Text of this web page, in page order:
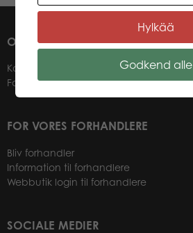
OM OS
Kontakter
Forhandlere
FOR VORES FORHANDLERE
Bliv forhandler
Information til forhandlere
Webbutik login til forhandlere
SOCIALE MEDIER
Hylkää
Godkend alle